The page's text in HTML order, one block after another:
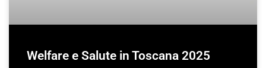
Welfare e Salute in Toscana 2025